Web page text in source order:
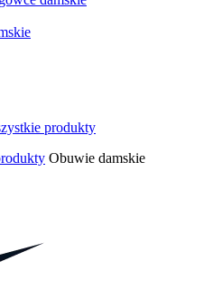
Obuwie damskie